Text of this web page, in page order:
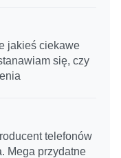
jakieś ciekawe
się, czy
telefonów
Mega przydatne